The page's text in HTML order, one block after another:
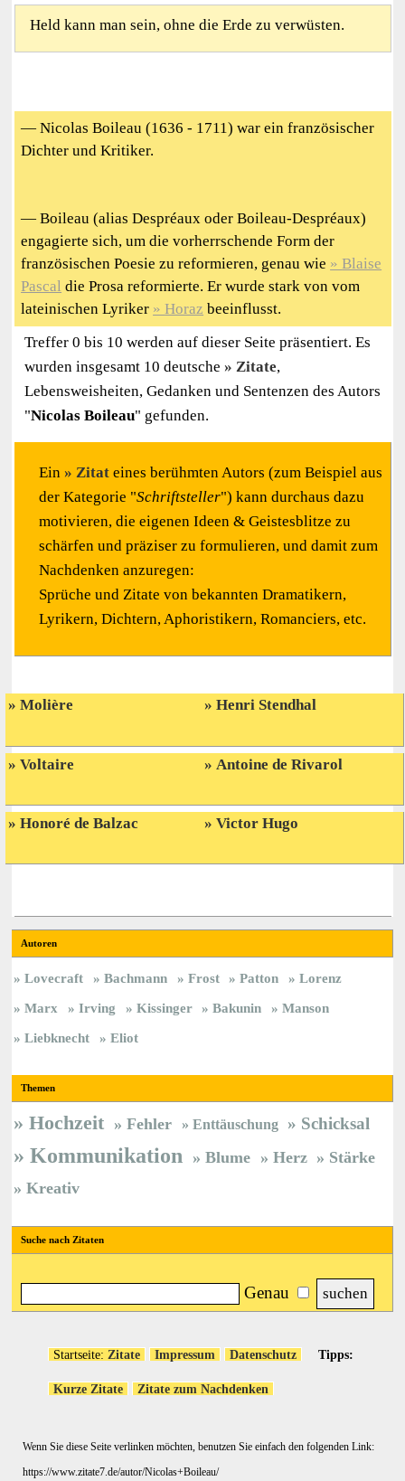
Held kann man sein, ohne die Erde zu verwüsten.
— Nicolas Boileau (1636 - 1711) war ein französischer
Dichter und Kritiker.
— Boileau (alias Despréaux oder Boileau-Despréaux)
engagierte sich, um die vorherrschende Form der
französischen Poesie zu reformieren, genau wie
Blaise
Pascal die Prosa reformierte. Er wurde stark von vom
lateinischen Lyriker
Horaz beeinflusst.
Treffer 0 bis 10 werden auf dieser Seite präsentiert. Es
wurden insgesamt 10 deutsche
Zitate,
Lebensweisheiten, Gedanken und Sentenzen des Autors
"Nicolas Boileau" gefunden.
Ein Zitat eines berühmten Autors (zum Beispiel aus
der Kategorie "Schriftsteller") kann durchaus dazu
motivieren, die eigenen Ideen & Geistesblitze zu
schärfen und präziser zu formulieren, und damit zum
Nachdenken anzuregen:
Sprüche und Zitate von bekannten Dramatikern,
Lyrikern, Dichtern, Aphoristikern, Romanciers, etc.
Molière
Voltaire
Honoré de Balzac
Henri Stendhal
Antoine de Rivarol
Victor Hugo
Autoren
Lovecraft Bachmann Frost Patton
Lorenz
Marx
Irving Kissinger Bakunin
Manson
Liebknecht
Eliot
Themen
Hochzeit Fehler Enttäuschung Schicksal
Kommunikation Blume Herz
Stärke
Kreativ
Suche nach Zitaten
Genau
Startseite: Zitate Impressum Datenschutz Tipps:
Kurze Zitate Zitate zum Nachdenken
Wenn Sie diese Seite verlinken möchten, benutzen Sie einfach den folgenden Link:
https://www.zitate7.de/autor/Nicolas+Boileau/